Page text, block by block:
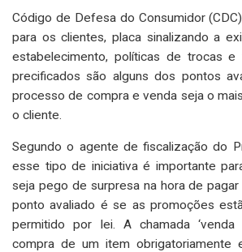
Código de Defesa do Consumidor
para os clientes, placa sinalizando a
estabelecimento, políticas de trocas
precificados são alguns dos pontos
processo de compra e venda seja o
o cliente.
Segundo o agente de fiscalização do
esse tipo de iniciativa é importante
seja pego de surpresa na hora de
ponto avaliado é se as promoções
permitido por lei. A chamada ‘venda
compra de um item obrigatoriamente